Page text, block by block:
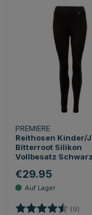
PREMIERE
Reithosen Kinder/
Bitterroot Silikon
Vollbesatz Schwarz
€29.95
Bewertung: (9)